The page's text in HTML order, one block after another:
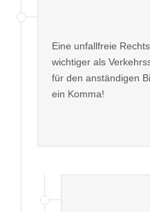
Eine unfallfreie
wichtiger als
für den anständigen
ein Komma!